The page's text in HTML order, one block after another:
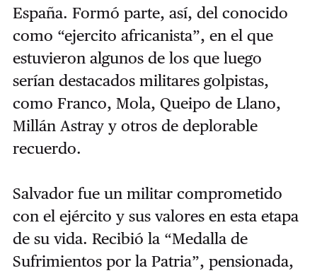
España. Formó parte, así, del conocido
como “ejercito africanista”, en el que
estuvieron algunos de los que luego
serían destacados militares golpistas,
como Franco, Mola, Queipo de Llano,
Millán Astray y otros de deplorable
recuerdo.
Salvador fue un militar comprometido
con el ejército y sus valores en esta etapa
de su vida. Recibió la “Medalla de
Sufrimientos por la Patria”, pensionada,